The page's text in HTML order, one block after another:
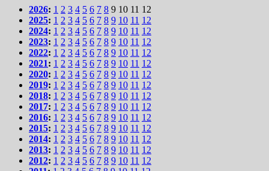
2026: 1 2 3 4 5 6 7 8 9 10 11 12
2025: 1 2 3 4 5 6 7 8 9 10 11 12
2024: 1 2 3 4 5 6 7 8 9 10 11 12
2023: 1 2 3 4 5 6 7 8 9 10 11 12
2022: 1 2 3 4 5 6 7 8 9 10 11 12
2021: 1 2 3 4 5 6 7 8 9 10 11 12
2020: 1 2 3 4 5 6 7 8 9 10 11 12
2019: 1 2 3 4 5 6 7 8 9 10 11 12
2018: 1 2 3 4 5 6 7 8 9 10 11 12
2017: 1 2 3 4 5 6 7 8 9 10 11 12
2016: 1 2 3 4 5 6 7 8 9 10 11 12
2015: 1 2 3 4 5 6 7 8 9 10 11 12
2014: 1 2 3 4 5 6 7 8 9 10 11 12
2013: 1 2 3 4 5 6 7 8 9 10 11 12
2012: 1 2 3 4 5 6 7 8 9 10 11 12